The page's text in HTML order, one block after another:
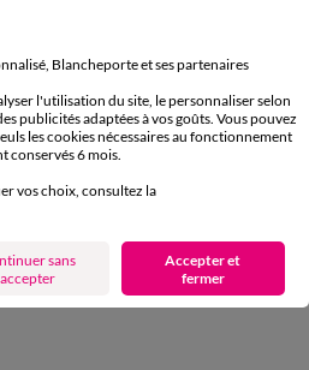
57 fils/cm²
10,99 €
Linge de lit uni - coton 57
à partir de
de Linge de lit enfant
Parure de lit enfant
Blancheporte et ses partenaires
l'utilisation du site, le personnaliser selon
publicités adaptées à vos goûts. Vous pouvez
les cookies nécessaires au fonctionnement
conservés 6 mois.
vos choix, consultez la
sans
accepter
Accepter et
fermer